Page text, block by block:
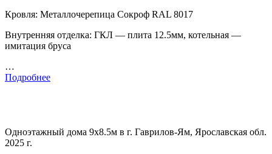
Кровля: Металлочерепица Сокроф RAL 8017
Внутренняя отделка: ГКЛ — плита 12.5мм, котельная —
имитация бруса
…
Подробнее
Одноэтажный дома 9х8.5м в г. Гаврилов-Ям, Ярославская обл.
2025 г.